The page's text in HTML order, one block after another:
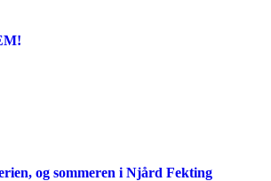
og sommeren i Njård Fekting